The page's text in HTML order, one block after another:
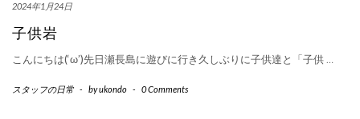
2024年1月24日
子供岩
こんにちは(‘ω’)先日瀬長島に遊びに行き久しぶりに子供達と「子供…
スタッフの日常 - byukondo - 0 Comments